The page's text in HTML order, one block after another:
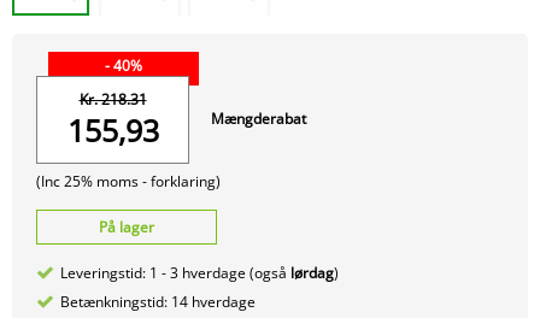
- 40%
Kr. 218.31
155,93
(Inc 25% moms -forklaring)
Mængderabat
På lager
Leveringstid: 1 - 3 hverdage (også lørdag)
Betænkningstid: 14 hverdage